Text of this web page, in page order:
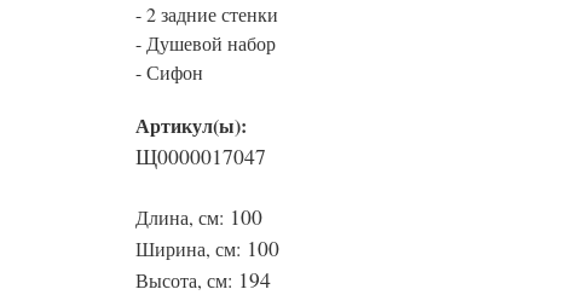
- 2 задние стенки
- Душевой набор
- Сифон
Артикул(ы):
Щ0000017047
Длина, см: 100
Ширина, см: 100
Высота, см: 194